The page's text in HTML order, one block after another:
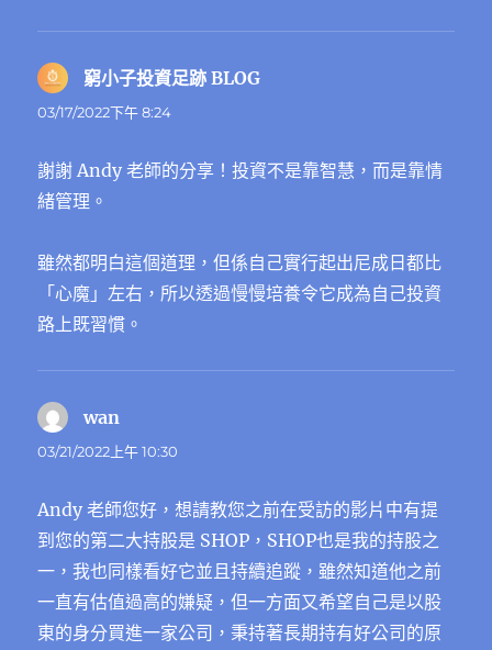
窮小子投資足跡 BLOG
03/17/2022下午 8:24
謝謝 Andy 老師的分享！投資不是靠智慧，而是靠情
緒管理。
雖然都明白這個道理，但係自己實行起出尼成日都比
「心魔」左右，所以透過慢慢培養令它成為自己投資
路上既習慣。
wan
示:
03/21/2022上午 10:30
Andy 老師您好，想請教您之前在受訪的影片中有提
到您的第二大持股是 SHOP，SHOP也是我的持股之
一，我也同樣看好它並且持續追蹤，雖然知道他之前
一直有估值過高的嫌疑，但一方面又希望自己是以股
東的身分買進一家公司，秉持著長期持有好公司的原